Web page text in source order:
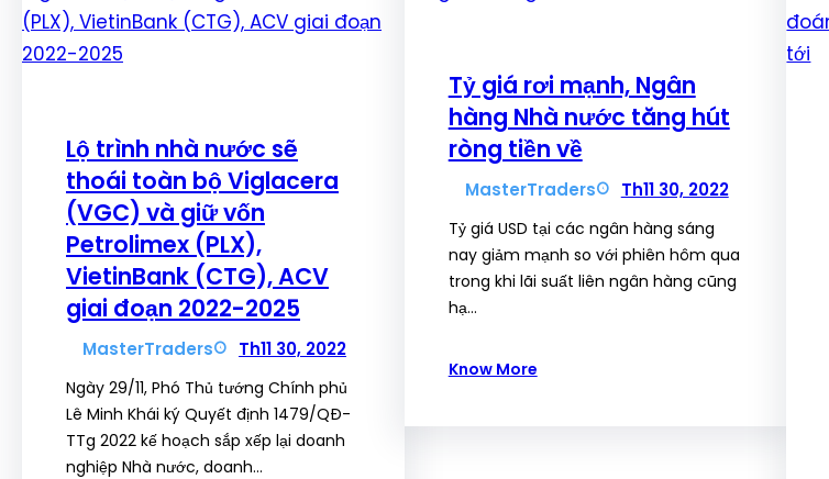
Lộ trình nhà nước sẽ
thoái toàn bộ Viglacera
(VGC) và giữ vốn
Petrolimex (PLX),
VietinBank (CTG), ACV
giai đoạn 2022-2025
MasterTraders Th11 30, 2022
Ngày 29/11, Phó Thủ tướng Chính phủ
Lê Minh Khái ký Quyết định 1479/QĐ-
TTg 2022 kế hoạch sắp xếp lại doanh
nghiệp Nhà nước, doanh…
Tỷ giá rơi mạnh, Ngân
hàng Nhà nước tăng hút
ròng tiền về
MasterTraders Th11 30, 2022
Tỷ giá USD tại các ngân hàng sáng
nay giảm mạnh so với phiên hôm qua
trong khi lãi suất liên ngân hàng cũng
hạ…
Know More